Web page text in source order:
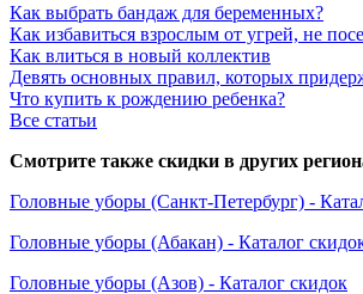
Как выбрать бандаж для беременных?
Как избавиться взрослым от угрей, не
Как влиться в новый коллектив
Девять основных правил, которых
Что купить к рождению ребенка?
Все статьи
Смотрите также скидки в других
Головные уборы (Санкт-Петербург) -
Головные уборы (Абакан) - Каталог
Головные уборы (Азов) - Каталог скидок